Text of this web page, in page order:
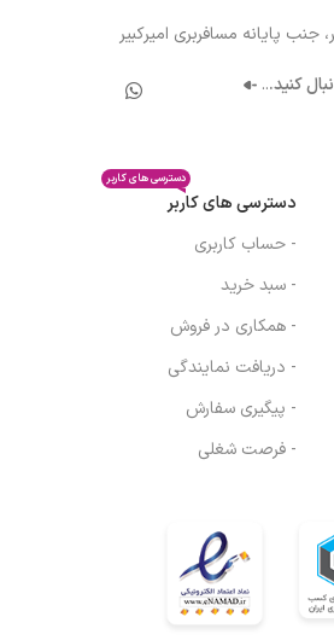
جنب پایانه مسافربری امیرکبیر
کنید...
دسترسی های کاربر
دسترسی های کاربر
- حساب کاربری
- سبد خرید
- همکاری در فروش
- دریافت نمایندگی
- پیگیری سفارش
- فرصت شغلی